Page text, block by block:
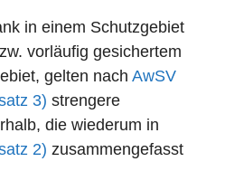
in einem Schutzgebiet
vorläufig gesichertem
gelten nach AwSV
3) strengere
die wiederum in
2) zusammengefasst